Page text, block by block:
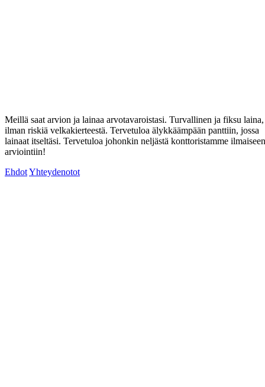
Meillä saat arvion ja lainaa arvotavaroistasi. Turvallinen ja fiksu laina,
ilman riskiä velkakierteestä. Tervetuloa älykkäämpään panttiin, jossa
lainaat itseltäsi. Tervetuloa johonkin neljästä konttoristamme ilmaiseen
arviointiin!
EhdotYhteydenotot